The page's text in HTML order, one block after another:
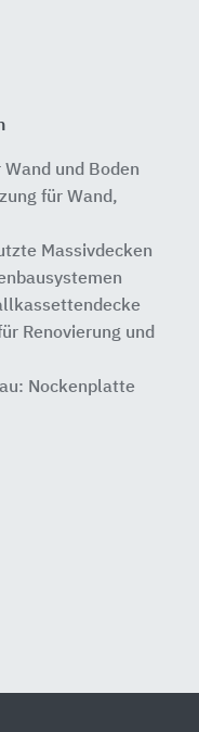
und Boden
für Wand,
Massivdecken
Renovierung und
Nockenplatte